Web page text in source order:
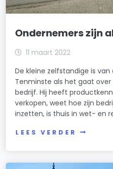
Ondernemers zijn
11 maart 2022
De kleine zelfstandige is
Tenminste als het gaat over
bedrijf. Hij heeft
verkopen, weet hoe zijn
inzetten, is thuis in wet- en
LEES VERDER